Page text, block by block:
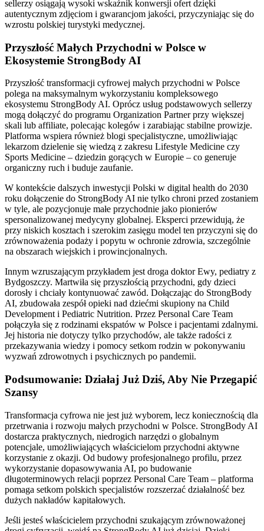
sellerzy osiągają wysoki wskaźnik konwersji ofert dzięki
autentycznym zdjęciom i gwarancjom jakości, przyczyniając się do
wzrostu polskiej turystyki medycznej.
Przyszłość Małych Przychodni w Polsce w
Ekosystemie StrongBody AI
Przyszłość transformacji cyfrowej małych przychodni w Polsce
polega na maksymalnym wykorzystaniu kompleksowego
ekosystemu StrongBody AI. Oprócz usług podstawowych sellerzy
mogą dołączyć do programu Organization Partner przy większej
skali lub affiliate, polecając kolegów i zarabiając stabilne prowizje.
Platforma wspiera również blogi specjalistyczne, umożliwiając
lekarzom dzielenie się wiedzą z zakresu Lifestyle Medicine czy
Sports Medicine – dziedzin gorących w Europie – co generuje
organiczny ruch i buduje zaufanie.
W kontekście dalszych inwestycji Polski w digital health do 2030
roku dołączenie do StrongBody AI nie tylko chroni przed zostaniem
w tyle, ale pozycjonuje małe przychodnie jako pionierów
spersonalizowanej medycyny globalnej. Eksperci przewidują, że
przy niskich kosztach i szerokim zasięgu model ten przyczyni się do
zrównoważenia podaży i popytu w ochronie zdrowia, szczególnie
na obszarach wiejskich i prowincjonalnych.
Innym wzruszającym przykładem jest droga doktor Ewy, pediatry z
Bydgoszczy. Martwiła się przyszłością przychodni, gdy dzieci
dorosły i chciały kontynuować zawód. Dołączając do StrongBody
AI, zbudowała zespół opieki nad dziećmi skupiony na Child
Development i Pediatric Nutrition. Przez Personal Care Team
połączyła się z rodzinami ekspatów w Polsce i pacjentami zdalnymi.
Jej historia nie dotyczy tylko przychodów, ale także radości z
przekazywania wiedzy i pomocy setkom rodzin w pokonywaniu
wyzwań zdrowotnych i psychicznych po pandemii.
Podsumowanie: Działaj Już Dziś, Aby Nie Przegapić
Szansy
Transformacja cyfrowa nie jest już wyborem, lecz koniecznością dla
przetrwania i rozwoju małych przychodni w Polsce. StrongBody AI
dostarcza praktycznych, niedrogich narzędzi o globalnym
potencjale, umożliwiających właścicielom przychodni aktywne
korzystanie z okazji. Od budowy profesjonalnego profilu, przez
wykorzystanie dopasowywania AI, po budowanie
długoterminowych relacji poprzez Personal Care Team – platforma
pomaga setkom polskich specjalistów rozszerzać działalność bez
dużych nakładów kapitałowych.
Jeśli jesteś właścicielem przychodni szukającym zrównoważonej